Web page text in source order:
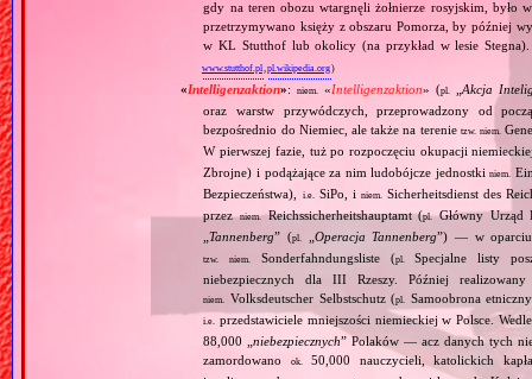
gdy na teren obozu wtargnęli żołnierze rosyjskim,
przetrzymywano księży z obszaru Pomorza, by później
w KL Stutthof lub okolicy (na przykład w lesie
www.stutthof.pl ,pl.wikipedia.org)
«Intelligenzaktion»: niem. «Intelligenzaktion» (pl. „Akcja
oraz warstw przywódczych, przeprowadzony od
bezpośrednio do Niemiec, ale także na terenie tzw. niem.
W pierwszej fazie, tuż po rozpoczęciu okupacji
Zbrojne) i podążające za nim ludobójcze jednostkiniem.
Bezpieczeństwa),
i.e. SiPo, i niem.
Sicherheitsdienst des
przezniem.Reichssicherheitshauptamt (pl.Główny Urząd
„Tannenberg” (pl. Operacja Tannenberg”) — w oparciu
tzw. niem. Sonderfahndungsliste (pl.
Specjalne listy
niebezpiecznych dla III Rzeszy. Później
niem. Volksdeutscher Selbstschutz (pl. Samoobrona
i.e.
przedstawiciele mniejszości niemieckiej w Polsce.
88,000 „niebezpiecznych” Polaków — acz danych tych
zamordowano
ok.
50,000 nauczycieli, katolickich